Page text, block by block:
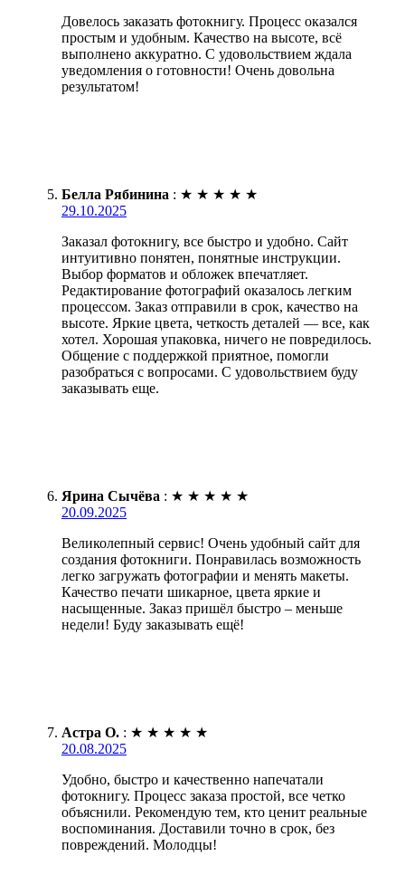
Довелось заказать фотокнигу. Процесс оказался
простым и удобным. Качество на высоте, всё
выполнено аккуратно. С удовольствием ждала
уведомления о готовности! Очень довольна
результатом!
Белла Рябинина : ★ ★ ★ ★ ★
29.10.2025
Заказал фотокнигу, все быстро и удобно. Сайт
интуитивно понятен, понятные инструкции.
Выбор форматов и обложек впечатляет.
Редактирование фотографий оказалось легким
процессом. Заказ отправили в срок, качество на
высоте. Яркие цвета, четкость деталей — все, как
хотел. Хорошая упаковка, ничего не повредилось.
Общение с поддержкой приятное, помогли
разобраться с вопросами. С удовольствием буду
заказывать еще.
Ярина Сычёва : ★ ★ ★ ★ ★
20.09.2025
Великолепный сервис! Очень удобный сайт для
создания фотокниги. Понравилась возможность
легко загружать фотографии и менять макеты.
Качество печати шикарное, цвета яркие и
насыщенные. Заказ пришёл быстро – меньше
недели! Буду заказывать ещё!
Астра О. : ★ ★ ★ ★ ★
20.08.2025
Удобно, быстро и качественно напечатали
фотокнигу. Процесс заказа простой, все четко
объяснили. Рекомендую тем, кто ценит реальные
воспоминания. Доставили точно в срок, без
повреждений. Молодцы!